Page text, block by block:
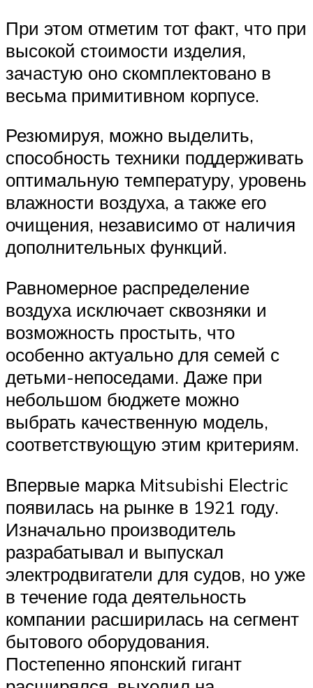
При этом отметим тот факт, что при
высокой стоимости изделия,
зачастую оно скомплектовано в
весьма примитивном корпусе.
Резюмируя, можно выделить,
способность техники поддерживать
оптимальную температуру, уровень
влажности воздуха, а также его
очищения, независимо от наличия
дополнительных функций.
Равномерное распределение
воздуха исключает сквозняки и
возможность простыть, что
особенно актуально для семей с
детьми-непоседами. Даже при
небольшом бюджете можно
выбрать качественную модель,
соответствующую этим критериям.
Впервые марка Mitsubishi Electric
появилась на рынке в 1921 году.
Изначально производитель
разрабатывал и выпускал
электродвигатели для судов, но уже
в течение года деятельность
компании расширилась на сегмент
бытового оборудования.
Постепенно японский гигант